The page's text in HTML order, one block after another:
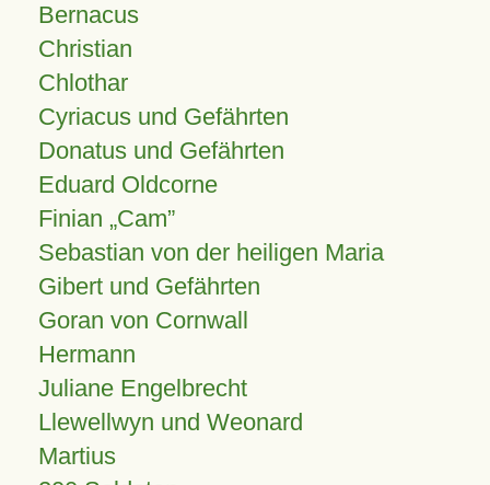
Bernacus
Christian
Chlothar
Cyriacus und Gefährten
Donatus und Gefährten
Eduard Oldcorne
Finian Cam
Sebastian von der heiligen Maria
Gibert und Gefährten
Goran von Cornwall
Hermann
Juliane Engelbrecht
Llewellwyn und Weonard
Martius